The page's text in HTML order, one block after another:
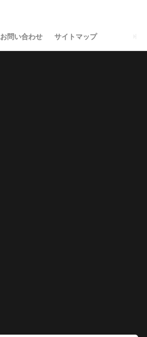
お問い合わせ サイトマップ